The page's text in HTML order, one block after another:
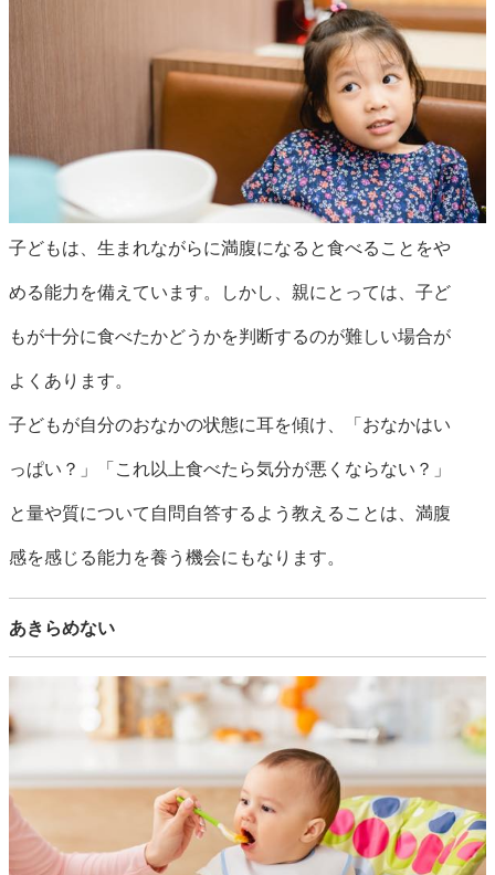
子どもは、生まれながらに満腹になると食べることをや
める能力を備えています。しかし、親にとっては、子ど
もが十分に食べたかどうかを判断するのが難しい場合が
よくあります。
子どもが自分のおなかの状態に耳を傾け、「おなかはい
っぱい？」「これ以上食べたら気分が悪くならない？」
と量や質について自問自答するよう教えることは、満腹
感を感じる能力を養う機会にもなります。
あきらめない